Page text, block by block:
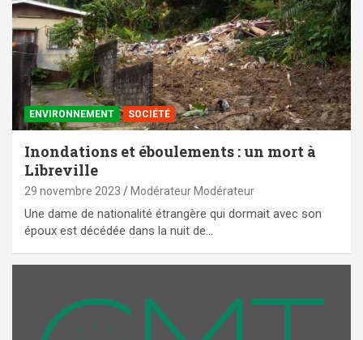
ENVIRONNEMENT SOCIÉTÉ
Inondations et éboulements : un mort à
Libreville
29 novembre 2023 Modérateur Modérateur
Une dame de nationalité étrangère qui dormait avec son
époux est décédée dans la nuit de…